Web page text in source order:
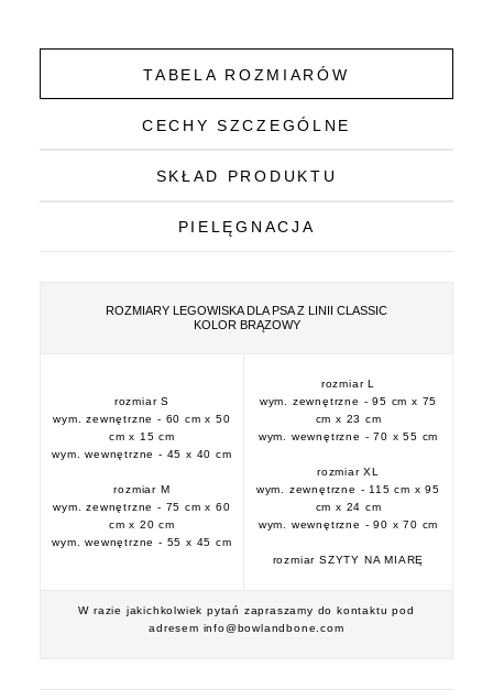
TABELA ROZMIARÓW
CECHY SZCZEGÓLNE
SKŁAD PRODUKTU
PIELĘGNACJA
ROZMIARY LEGOWISKA DLA PSA Z LINII CLASSIC
KOLOR BRĄZOWY
rozmiar S
wym. zewnętrzne - 60 cm x 50
cm x 15 cm
wym. wewnętrzne - 45 x 40 cm
rozmiar M
wym. zewnętrzne - 75 cm x 60
cm x 20 cm
wym. wewnętrzne - 55 x 45 cm
rozmiar L
wym. zewnętrzne - 95 cm x 75
cm x 23 cm
wym. wewnętrzne - 70 x 55 cm
rozmiar XL
wym. zewnętrzne - 115 cm x 95
cm x 24 cm
wym. wewnętrzne - 90 x 70 cm
rozmiar SZYTY NA MIARĘ
W razie jakichkolwiek pytań zapraszamy do kontaktu pod
adresem info@bowlandbone.com